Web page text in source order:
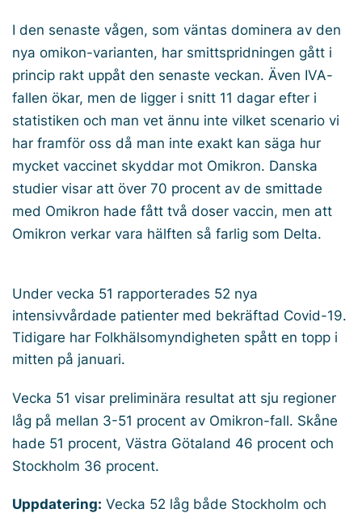
I den senaste vågen, som väntas dominera av den
nya omikon-varianten, har smittspridningen gått i
princip rakt uppåt den senaste veckan. Även IVA-
fallen ökar, men de ligger i snitt 11 dagar efter i
statistiken och man vet ännu inte vilket scenario vi
har framför oss då man inte exakt kan säga hur
mycket vaccinet skyddar mot Omikron. Danska
studier visar att över 70 procent av de smittade
med Omikron hade fått två doser vaccin, men att
Omikron verkar vara hälften så farlig som Delta.
Under vecka 51 rapporterades 52 nya
intensivvårdade patienter med bekräftad Covid-19.
Tidigare har Folkhälsomyndigheten spått en topp i
mitten på januari.
Vecka 51 visar preliminära resultat att sju regioner
låg på mellan 3-51 procent av Omikron-fall. Skåne
hade 51 procent, Västra Götaland 46 procent och
Stockholm 36 procent.
Uppdatering: Vecka 52 låg både Stockholm och